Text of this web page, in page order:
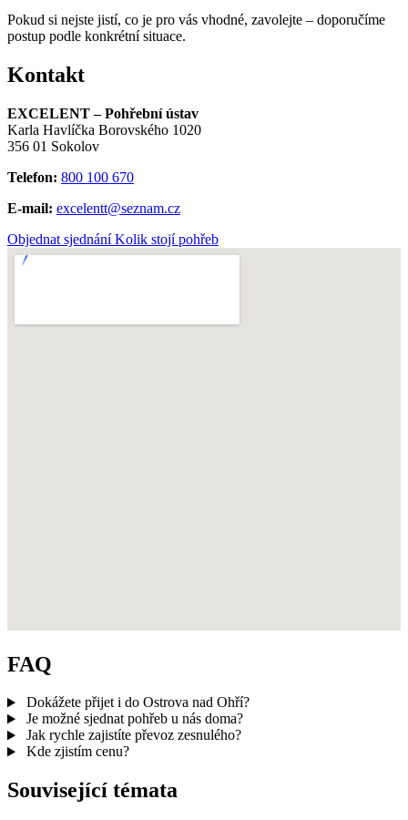
Pokud si nejste jistí, co je pro vás vhodné, zavolejte – doporučíme
postup podle konkrétní situace.
Kontakt
EXCELENT – Pohřební ústav
Karla Havlíčka Borovského 1020
356 01 Sokolov
Telefon: 800 100 670
E-mail: excelentt@seznam.cz
Objednat sjednáníKolik stojí pohřeb
FAQ
Dokážete přijet i do Ostrova nad Ohří?
Je možné sjednat pohřeb u nás doma?
Jak rychle zajistíte převoz zesnulého?
Kde zjistím cenu?
Související témata